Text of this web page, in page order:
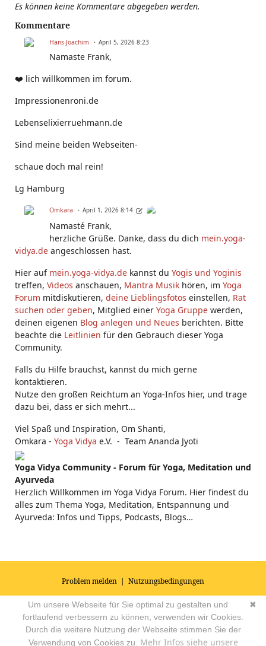
Es können keine Kommentare abgegeben werden.
Kommentare
Hans-Joachim April 5, 2026 8:23
Namaste Frank,
❤️ lich willkommen im forum.
Impressionenroni.de
Lebenselixierruehmann.de
Sind meine beiden Webseiten-
schaue doch mal rein!
Lg Hamburg
Omkara April 1, 2026 8:14
Namasté Frank,
herzliche Grüße. Danke, dass du dich mein.yoga-
vidya.de angeschlossen hast.
Hier auf mein.yoga-vidya.de kannst du Yogis und Yoginis
treffen, Videos anschauen, Mantra Musik hören, im Yoga
Forum mitdiskutieren, deine Lieblingsfotos einstellen, Rat
suchen oder geben, Mitglied einer Yoga Gruppe werden,
deinen eigenen Blog anlegen und Neues berichten. Bitte
beachte die Leitlinien für den Gebrauch dieser Yoga
Community.
Falls du Hilfe brauchst, kannst du mich gerne
kontaktieren.
Nutze den großen Reichtum an Yoga-Infos hier, und trage
dazu bei, dass er sich mehrt...
Viel Spaß und Inspiration, Om Shanti,
Omkara - Yoga Vidya e.V. - Team Ananda Jyoti
Yoga Vidya Community - Forum für Yoga, Meditation und
Ayurveda
Herzlich Willkommen im Yoga Vidya Forum. Hier findest du
alles zum Thema Yoga, Meditation, Entspannung und
Ayurveda: Infos und Tipps, Podcasts, Blogs…
Problem melden | Nutzungsbedingungen
© 2026Impressum|Datenschutz|AGB's| Yoga Vidya Community -
Forum für Yoga, Meditation und Ayurveda Powered by
✖
Um unsere Webseite für Sie optimal zu gestalten und
fortlaufend verbessern zu können, verwenden wir Cookies.
Durch die weitere Nutzung der Webseite stimmen Sie der
Verwendung von Cookies zu. Mehr Infos siehe unsere